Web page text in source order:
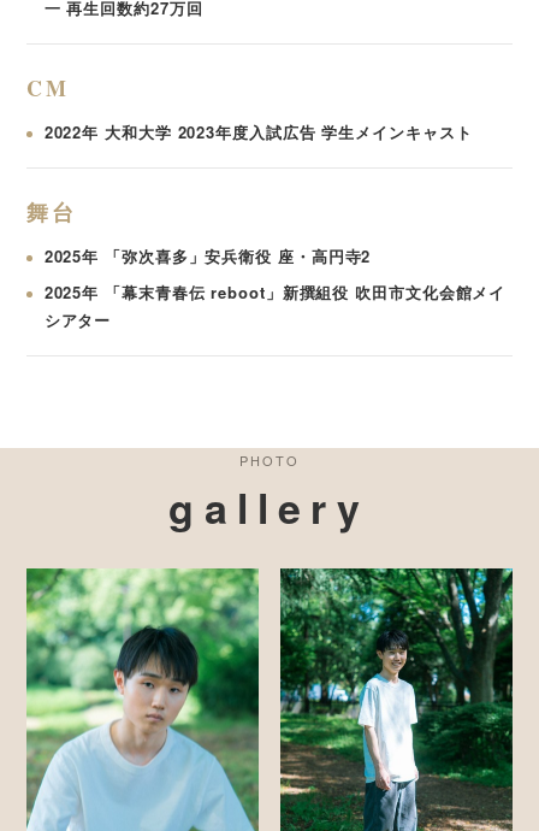
一 再生回数約27万回
CM
2022年 大和大学 2023年度入試広告 学生メインキャスト
舞台
2025年 「弥次喜多」安兵衛役 座・高円寺2
2025年 「幕末青春伝 reboot」新撰組役 吹田市文化会館メイ
シアター
PHOTO
gallery